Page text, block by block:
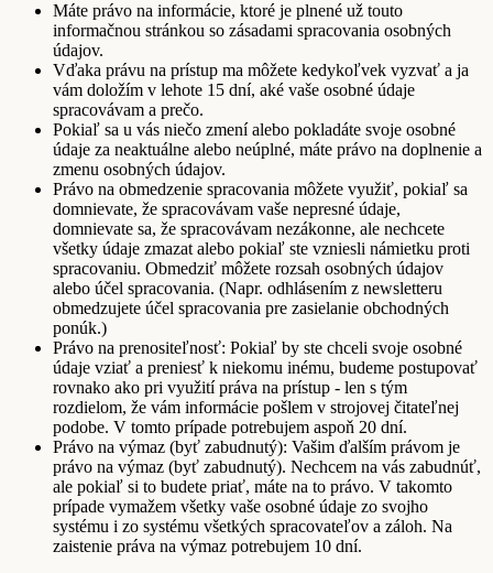
Máte právo na informácie, ktoré je plnené už touto
informačnou stránkou so zásadami spracovania osobných
údajov.
Vďaka právu na prístup ma môžete kedykoľvek vyzvať a ja
vám doložím v lehote 15 dní, aké vaše osobné údaje
spracovávam a prečo.
Pokiaľ sa u vás niečo zmení alebo pokladáte svoje osobné
údaje za neaktuálne alebo neúplné, máte právo na doplnenie a
zmenu osobných údajov.
Právo na obmedzenie spracovania môžete využiť, pokiaľ sa
domnievate, že spracovávam vaše nepresné údaje,
domnievate sa, že spracovávam nezákonne, ale nechcete
všetky údaje zmazat alebo pokiaľ ste vzniesli námietku proti
spracovaniu. Obmedziť môžete rozsah osobných údajov
alebo účel spracovania. (Napr. odhlásením z newsletteru
obmedzujete účel spracovania pre zasielanie obchodných
ponúk.)
Právo na prenositeľnosť: Pokiaľ by ste chceli svoje osobné
údaje vziať a preniesť k niekomu inému, budeme postupovať
rovnako ako pri využití práva na prístup - len s tým
rozdielom, že vám informácie pošlem v strojovej čitateľnej
podobe. V tomto prípade potrebujem aspoň 20 dní.
Právo na výmaz (byť zabudnutý): Vašim ďalším právom je
právo na výmaz (byť zabudnutý). Nechcem na vás zabudnúť,
ale pokiaľ si to budete priať, máte na to právo. V takomto
prípade vymažem všetky vaše osobné údaje zo svojho
systému i zo systému všetkých spracovateľov a záloh. Na
zaistenie práva na výmaz potrebujem 10 dní.